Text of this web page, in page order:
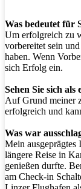
Was bedeutet für
Um erfolgreich zu
vorbereitet sein
haben. Wenn
sich Erfolg ein.
Sehen Sie sich als
Auf Grund meiner
erfolgreich und
Was war
Mein
längere Reise in
genießen durfte.
am Check-in